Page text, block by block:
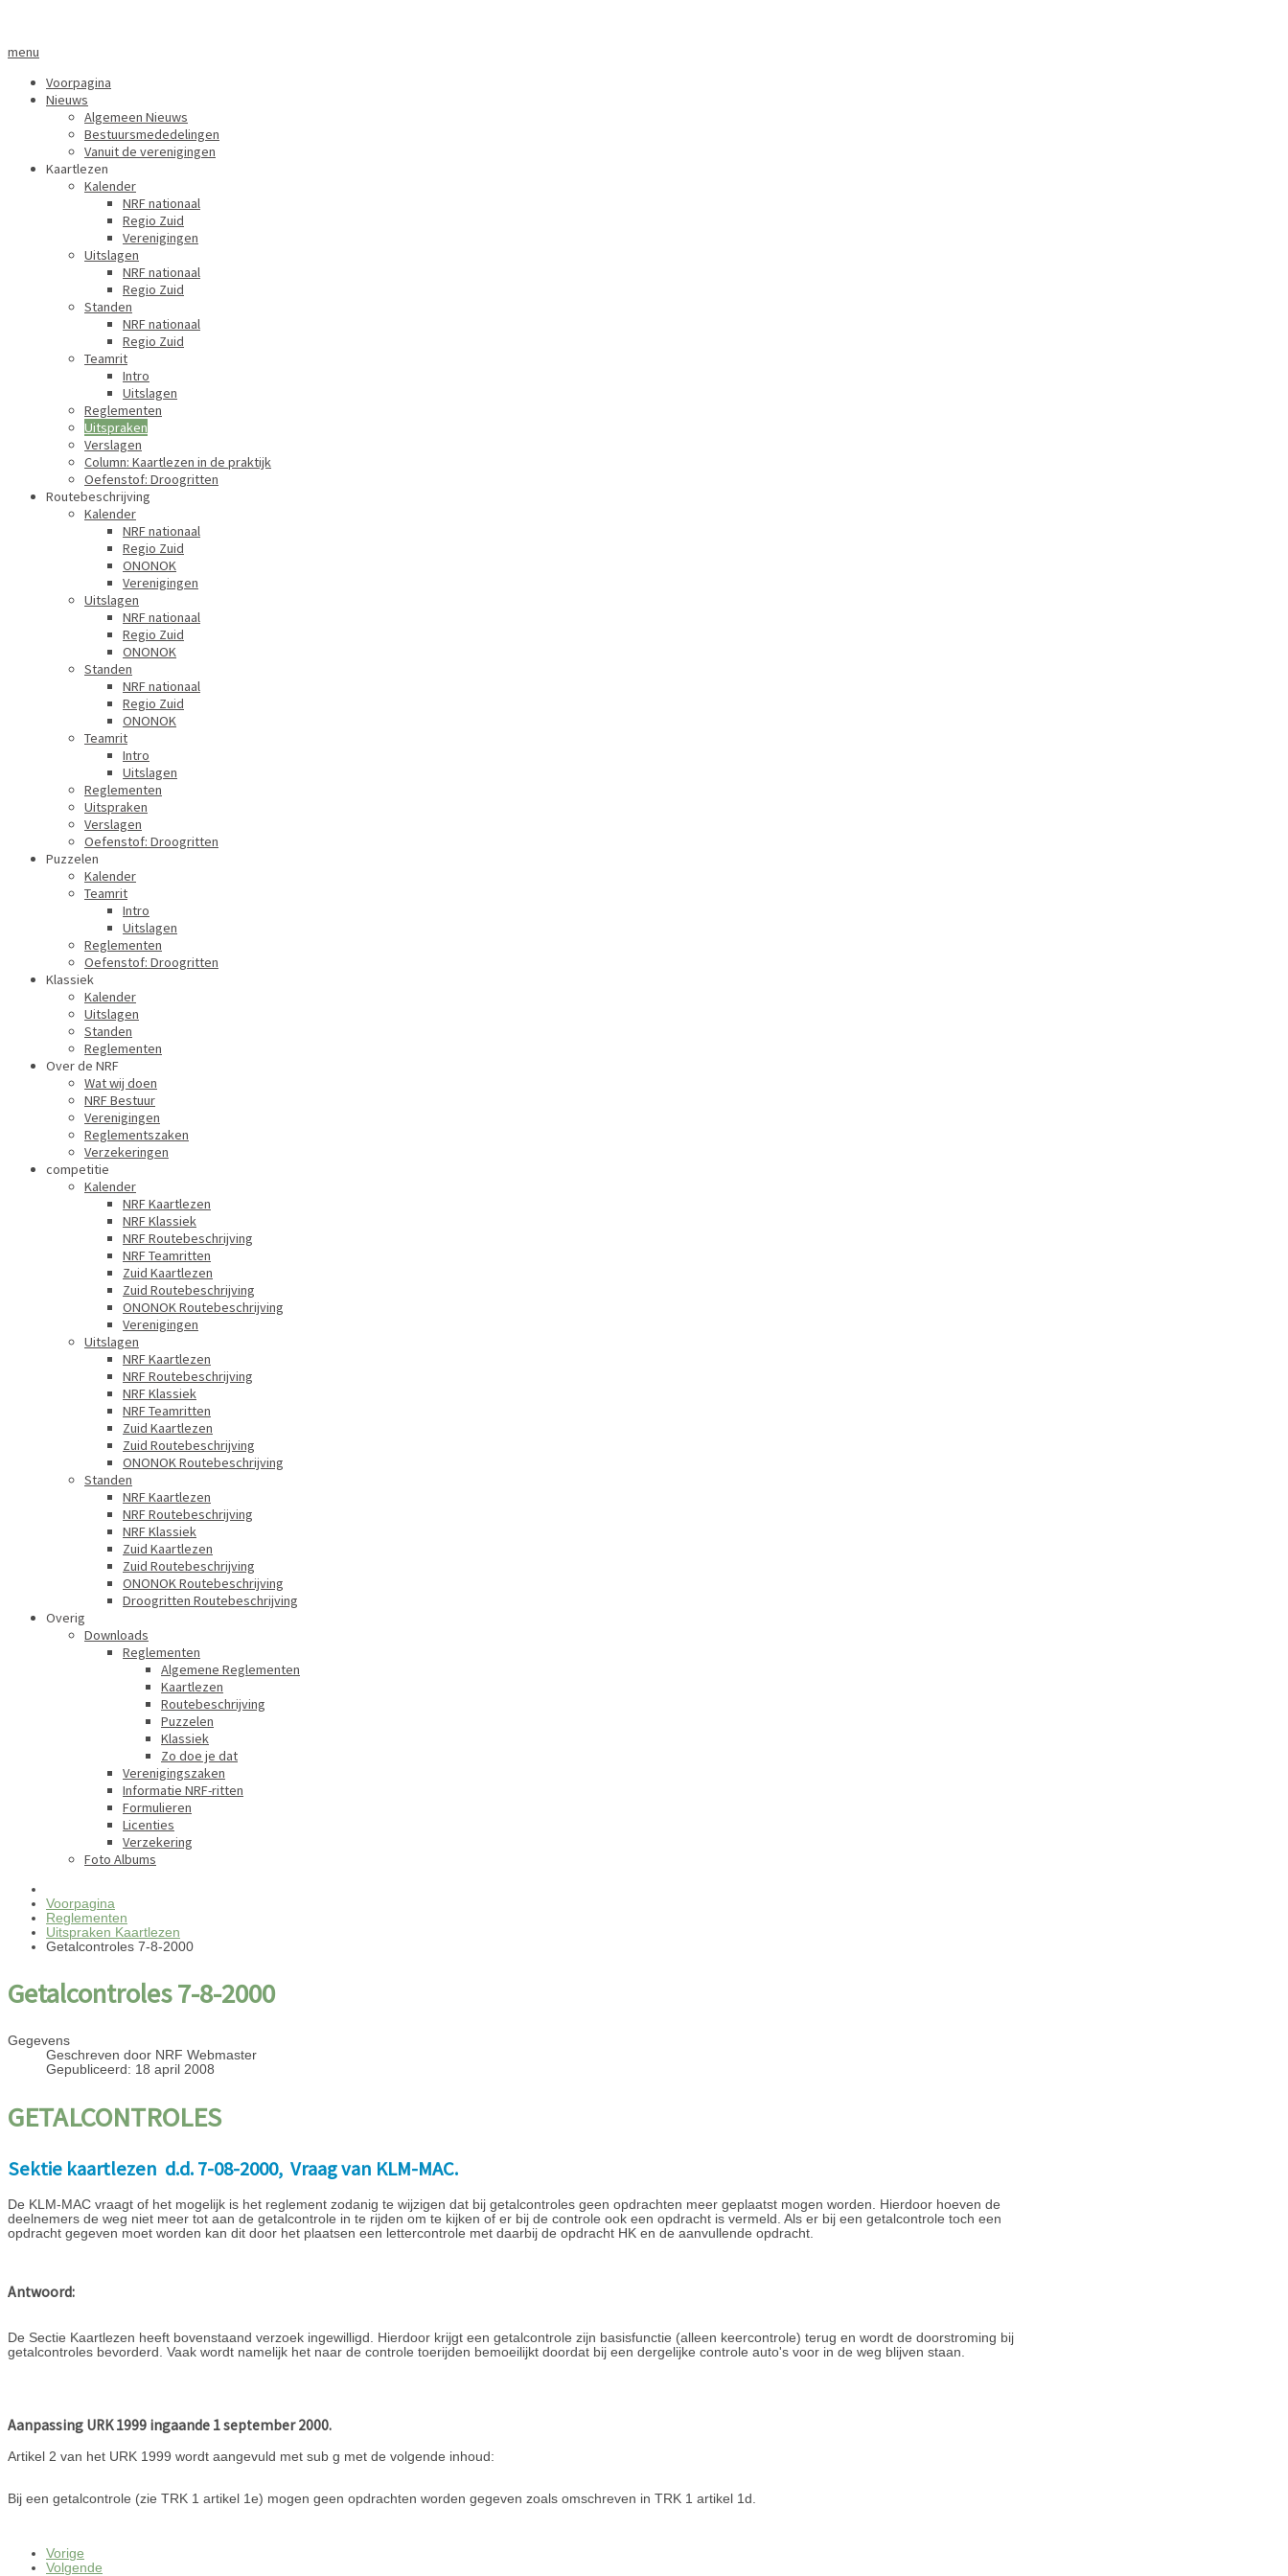
menu
Voorpagina
Nieuws
Algemeen Nieuws
Bestuursmededelingen
Vanuit de verenigingen
Kaartlezen
Kalender
NRF nationaal
Regio Zuid
Verenigingen
Uitslagen
NRF nationaal
Regio Zuid
Standen
NRF nationaal
Regio Zuid
Teamrit
Intro
Uitslagen
Reglementen
Uitspraken
Verslagen
Column: Kaartlezen in de praktijk
Oefenstof: Droogritten
Routebeschrijving
Kalender
NRF nationaal
Regio Zuid
ONONOK
Verenigingen
Uitslagen
NRF nationaal
Regio Zuid
ONONOK
Standen
NRF nationaal
Regio Zuid
ONONOK
Teamrit
Intro
Uitslagen
Reglementen
Uitspraken
Verslagen
Oefenstof: Droogritten
Puzzelen
Kalender
Teamrit
Intro
Uitslagen
Reglementen
Oefenstof: Droogritten
Klassiek
Kalender
Uitslagen
Standen
Reglementen
Over de NRF
Wat wij doen
NRF Bestuur
Verenigingen
Reglementszaken
Verzekeringen
competitie
Kalender
NRF Kaartlezen
NRF Klassiek
NRF Routebeschrijving
NRF Teamritten
Zuid Kaartlezen
Zuid Routebeschrijving
ONONOK Routebeschrijving
Verenigingen
Uitslagen
NRF Kaartlezen
NRF Routebeschrijving
NRF Klassiek
NRF Teamritten
Zuid Kaartlezen
Zuid Routebeschrijving
ONONOK Routebeschrijving
Standen
NRF Kaartlezen
NRF Routebeschrijving
NRF Klassiek
Zuid Kaartlezen
Zuid Routebeschrijving
ONONOK Routebeschrijving
Droogritten Routebeschrijving
Overig
Downloads
Reglementen
Algemene Reglementen
Kaartlezen
Routebeschrijving
Puzzelen
Klassiek
Zo doe je dat
Verenigingszaken
Informatie NRF-ritten
Formulieren
Licenties
Verzekering
Foto Albums
Voorpagina
Reglementen
Uitspraken Kaartlezen
Getalcontroles 7-8-2000
Getalcontroles 7-8-2000
Gegevens
Geschreven door NRF Webmaster
Gepubliceerd: 18 april 2008
GETALCONTROLES
Sektie kaartlezen d.d. 7-08-2000, Vraag van KLM-MAC.
De KLM-MAC vraagt of het mogelijk is het reglement zodanig te wijzigen dat bij getalcontroles geen opdrachten meer geplaatst mogen worden. Hierdoor hoeven de
deelnemers de weg niet meer tot aan de getalcontrole in te rijden om te kijken of er bij de controle ook een opdracht is vermeld. Als er bij een getalcontrole toch een
opdracht gegeven moet worden kan dit door het plaatsen een lettercontrole met daarbij de opdracht HK en de aanvullende opdracht.
Antwoord:
De Sectie Kaartlezen heeft bovenstaand verzoek ingewilligd. Hierdoor krijgt een getalcontrole zijn basisfunctie (alleen keercontrole) terug en wordt de doorstroming bij
getalcontroles bevorderd. Vaak wordt namelijk het naar de controle toerijden bemoeilijkt doordat bij een dergelijke controle auto's voor in de weg blijven staan.
Aanpassing URK 1999 ingaande 1 september 2000.
Artikel 2 van het URK 1999 wordt aangevuld met sub g met de volgende inhoud:
Bij een getalcontrole (zie TRK 1 artikel 1e) mogen geen opdrachten worden gegeven zoals omschreven in TRK 1 artikel 1d.
Vorige
Volgende